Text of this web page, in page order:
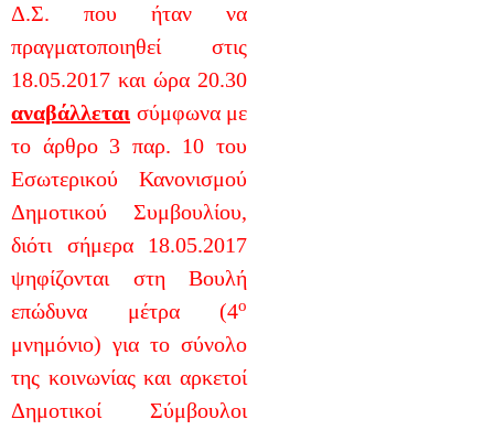
Δ.Σ. που ήταν να
πραγματοποιηθεί στις
18.05.2017 και ώρα 20.30
αναβάλλεται σύμφωνα με
το άρθρο 3 παρ. 10 του
Εσωτερικού Κανονισμού
Δημοτικού Συμβουλίου,
διότι σήμερα 18.05.2017
ψηφίζονται στη Βουλή
επώδυνα μέτρα (4ο
μνημόνιο) για το σύνολο
της κοινωνίας και αρκετοί
Δημοτικοί Σύμβουλοι